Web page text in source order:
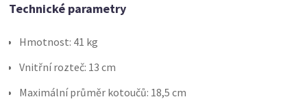
Technické parametry
Hmotnost: 41 kg
Vnitřní rozteč: 13 cm
Maximální průměr kotoučů: 18,5 cm